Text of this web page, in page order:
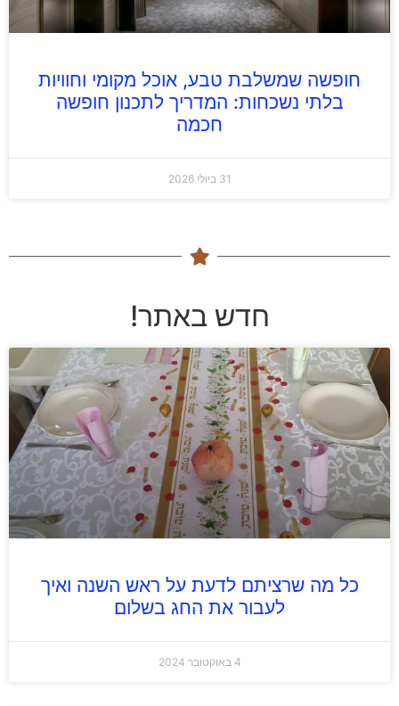
חופשה שמשלבת טבע, אוכל מקומי וחוויות
בלתי נשכחות: המדריך לתכנון חופשה
חכמה
31 ביולי 2026
חדש באתר!
כל מה שרציתם לדעת על ראש השנה ואיך
לעבור את החג בשלום
4 באוקטובר 2024